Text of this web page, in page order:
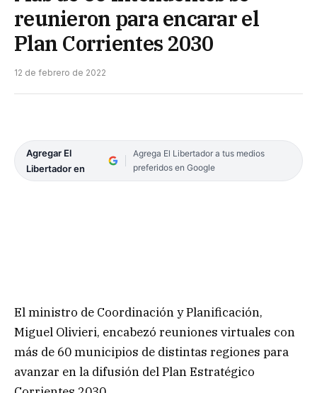
reunieron para encarar el
Plan Corrientes 2030
12 de febrero de 2022
Agregar El
Libertador en
Agrega El Libertador a tus medios
preferidos en Google
El ministro de Coordinación y Planificación,
Miguel Olivieri, encabezó reuniones virtuales con
más de 60 municipios de distintas regiones para
avanzar en la difusión del Plan Estratégico